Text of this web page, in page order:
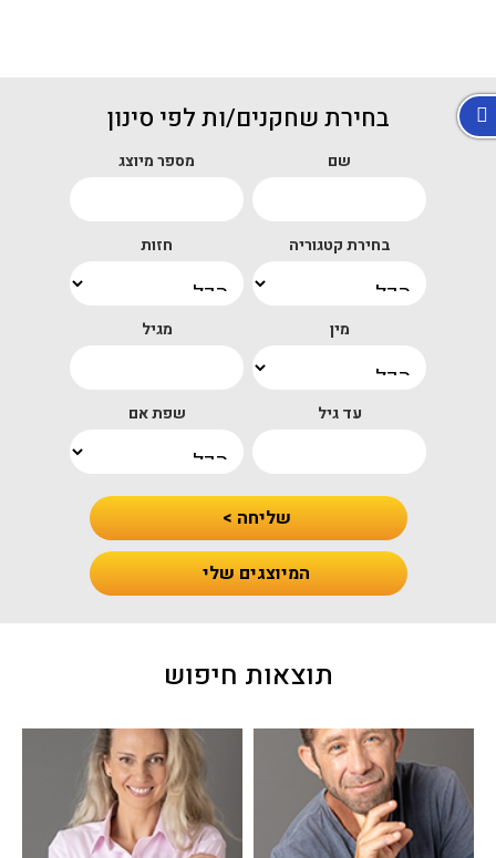
בחירת שחקנים/ות לפי סינון
שם מספר מיוצג
בחירת קטגוריה חזות
מין מגיל
עד גיל שפת אם
שליחה >
המיוצגים שלי
תוצאות חיפוש